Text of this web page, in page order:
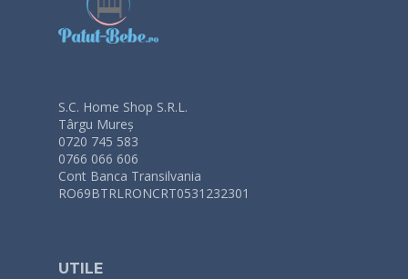
S.C. Home Shop S.R.L.
Târgu Mureș
0720 745 583
0766 066 606
Cont Banca Transilvania
RO69BTRLRONCRT0531232301
UTILE